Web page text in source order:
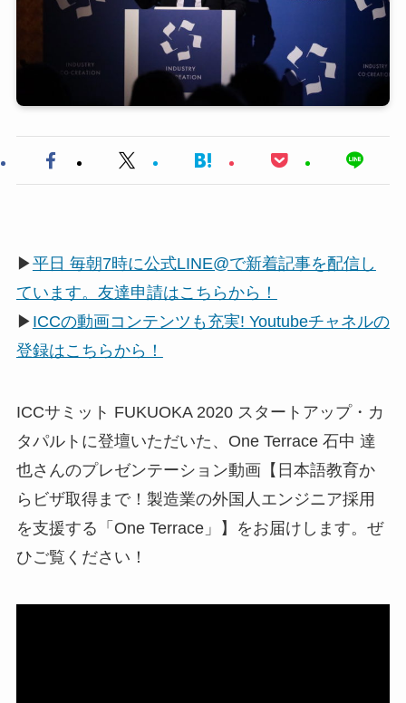
▶平日 毎朝7時に公式LINE@で新着記事を配信し
ています。友達申請はこちらから！
▶ ICCの動画コンテンツも充実! Youtubeチャネルの
登録はこちらから！
ICCサミット FUKUOKA 2020 スタートアップ・カ
タパルトに登壇いただいた、One Terrace 石中 達
也さんのプレゼンテーション動画【日本語教育か
らビザ取得まで！製造業の外国人エンジニア採用
を支援する「One Terrace」】をお届けします。ぜ
ひご覧ください！